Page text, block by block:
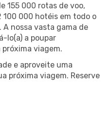
155 000 rotas de voo,
100 000 hotéis em todo o
nossa vasta gama de
lo(a) a poupar
viagem.
e aproveite uma
próxima viagem. Reserve